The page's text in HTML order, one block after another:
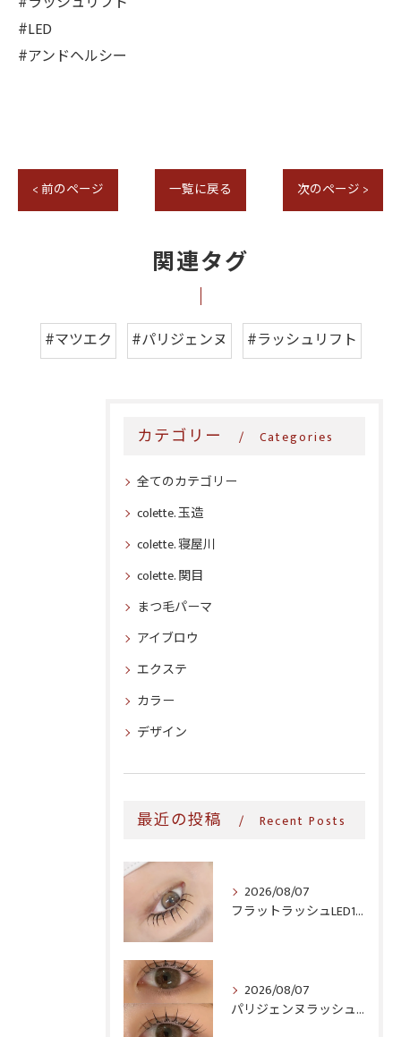
#LED
#アンドヘルシー
< 前のページ 一覧に戻る 次のページ >
関連タグ
#マツエク #パリジェンヌ #ラッシュリフト
カテゴリー Categories
全てのカテゴリー
colette. 玉造
colette. 寝屋川
colette. 関目
まつ毛パーマ
アイブロウ
エクステ
カラー
デザイン
最近の投稿 Recent Posts
2026/08/07
フラットラッシュLED100本＆ヘルシー‎🤍
2026/08/07
パリジェンヌラッシュリフト♪